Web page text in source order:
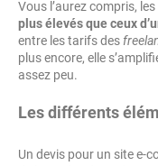
Vous l’aurez compris,
plus élevés que ceux
entre les tarifs des
plus encore, elle
assez peu.
Les différents
Un devis pour un site e-